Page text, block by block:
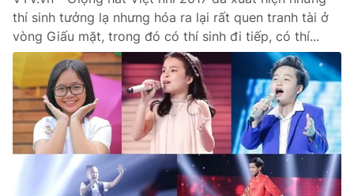
Photo Infographic
Video Shorts video
VTV Money VTV Thể thao
VTV Sức khoẻ Bất động sản
thí sinh tưởng lạ nhưng hóa ra lại rất quen tranh tài ở
vòng Giấu mặt, trong đó có thí sinh đi tiếp, có thí...